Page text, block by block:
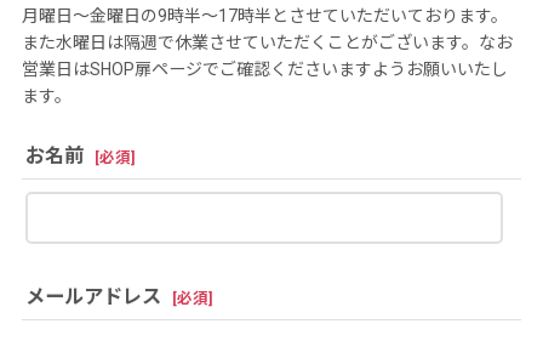
月曜日〜金曜日の9時半〜17時半とさせていただいております。
また水曜日は隔週で休業させていただくことがございます。なお
営業日はSHOP扉ページでご確認くださいますようお願いいたし
ます。
お名前 [必須]
メールアドレス [必須]